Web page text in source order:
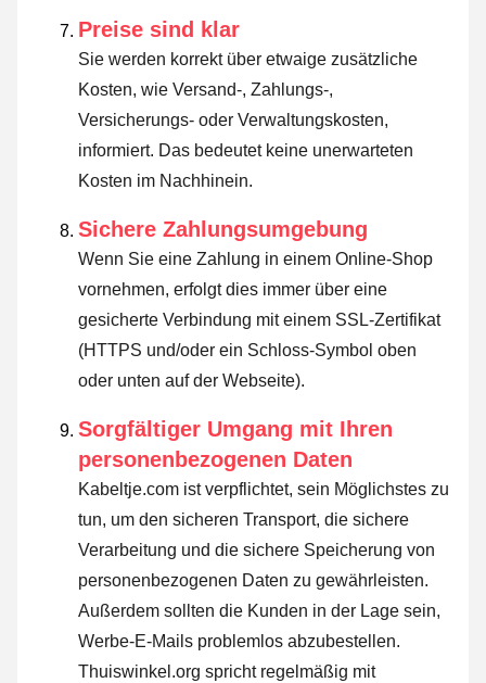
Preise sind klar
Sie werden korrekt über etwaige zusätzliche
Kosten, wie Versand-, Zahlungs-,
Versicherungs- oder Verwaltungskosten,
informiert. Das bedeutet keine unerwarteten
Kosten im Nachhinein.
Sichere Zahlungsumgebung
Wenn Sie eine Zahlung in einem Online-Shop
vornehmen, erfolgt dies immer über eine
gesicherte Verbindung mit einem SSL-Zertifikat
(HTTPS und/oder ein Schloss-Symbol oben
oder unten auf der Webseite).
Sorgfältiger Umgang mit Ihren
personenbezogenen Daten
Kabeltje.com ist verpflichtet, sein Möglichstes zu
tun, um den sicheren Transport, die sichere
Verarbeitung und die sichere Speicherung von
personenbezogenen Daten zu gewährleisten.
Außerdem sollten die Kunden in der Lage sein,
Werbe-E-Mails problemlos abzubestellen.
Thuiswinkel.org spricht regelmäßig mit